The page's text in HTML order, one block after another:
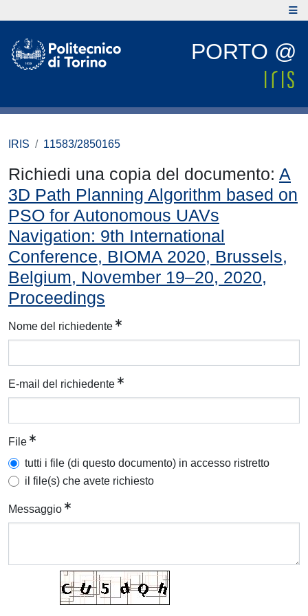
PORTO @
IRIS 11583/2850165
Richiedi una copia del documento: A
3D Path Planning Algorithm based on
PSO for Autonomous UAVs
Navigation: 9th International
Conference, BIOMA 2020, Brussels,
Belgium, November 19–20, 2020,
Proceedings
Nome del richiedente
E-mail del richiedente
File
tutti i file (di questo documento) in accesso ristretto
il file(s) che avete richiesto
Messaggio